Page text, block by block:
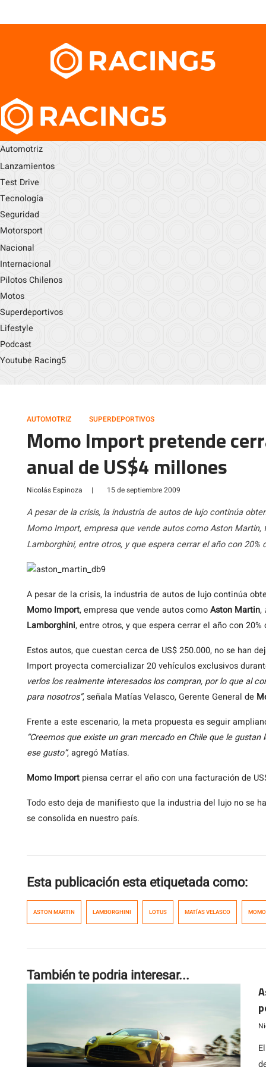
Automotriz
Lanzamientos
Test Drive
Tecnología
Seguridad
Motorsport
Nacional
Internacional
Pilotos Chilenos
Motos
Superdeportivos
Lifestyle
Podcast
Youtube Racing5
AUTOMOTRIZ SUPERDEPORTIVOS
Momo Import pretende
anual de US$4 millones
Nicolás Espinoza | 15 de septiembre 2009
A pesar de la crisis, la industria de autos de lujo continúa
Momo Import, empresa que vende autos como Aston
Lamborghini, entre otros, y que espera cerrar el año con
A pesar de la crisis, la industria de autos de lujo continúa
Momo Import, empresa que vende autos comoAston Martin,
Lamborghini, entre otros, y que espera cerrar el año con
Estos autos, que cuestan cerca de US$ 250.000, no se han
Import proyecta comercializar 20 vehículos exclusivos
verlos los realmente interesados los compran, por lo que al
para nosotros”, señala Matías Velasco, Gerente General de
Frente a este escenario, la meta propuesta es seguir
“Creemos que existe un gran mercado en Chile que le
ese gusto”, agregó Matías.
Momo Import piensa cerrar el año con una facturación de
Todo esto deja de manifiesto que la industria del lujo no se
se consolida en nuestro país.
Esta publicación esta etiquetada como:
ASTON MARTIN LAMBORGHINI LOTUS MATÍAS VELASCO
También te podria interesar...